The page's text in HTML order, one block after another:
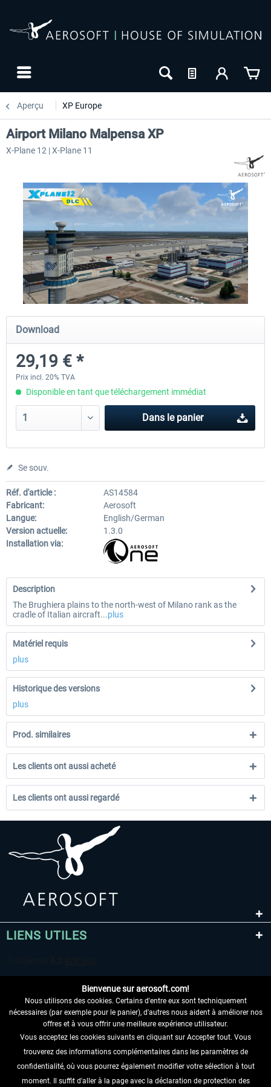
Aperçu XP Europe
Airport Berlin Brandenburg V2 XP
30,20 € *
Airport Zurich V2.0 XP
Airport Milano Malpensa XP
X-Plane 12 | X-Plane 11
Download
29,19 € *
Prix incl. 20% TVA
Disponible en tant que téléchargement immédiat
Dans le panier
Se souv.
Réf. d'article :
AS14584
Fabricant:
Aerosoft
Langue:
English/German
Version actuelle:
1.3.0
Installation via:
Description
The Brughiera plains to the north-west of Milano rank as the
cradle of Italian aircraft...plus
Matériel requis
plus
Historique des versions
plus
Prod. similaires
Les clients ont aussi acheté
Les clients ont aussi regardé
LIENS UTILES
RENONCER AU CONTRAT ICI
INFORMATIONS
Bienvenue sur aerosoft.com!
Nous utilisons des cookies. Certains d'entre eux sont techniquement
nécessaires (par exemple pour le panier), d'autres nous aident à améliorer nos
offres et à vous offrir une meilleure expérience utilisateur.
Vous acceptez les cookies suivants en cliquant sur Accepter tout. Vous
trouverez des informations complémentaires dans les paramètres de
confidentialité, où vous pourrez également modifier votre sélection à tout
moment. Il suffit d'aller à la page avec la déclaration de protection des